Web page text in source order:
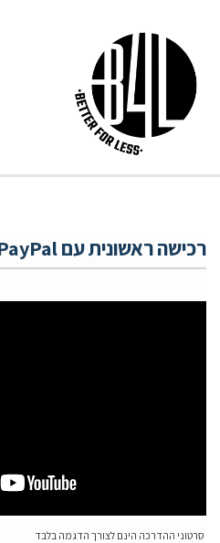
רכישה ראשונית עם PayPal
סרטוני ההדרכה הינם לצורך הדגמה בלבד